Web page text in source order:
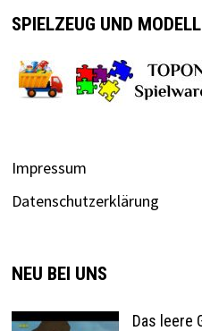
SPIELZEUG UND
Impressum
Datenschutzerklärung
NEU BEI UNS
Das leere